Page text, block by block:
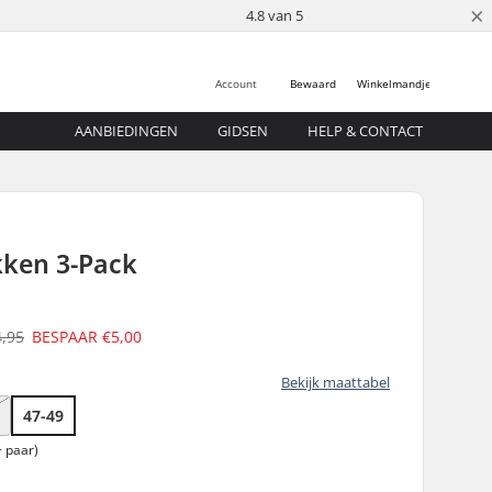
4.8 van 5 ×
Winkelmandje
Bewaard
Account
AANBIEDINGEN GIDSEN HELP & CONTACT
3-Pack
BESPAAR€5,00
Bekijk maattabel
47-49
paar)